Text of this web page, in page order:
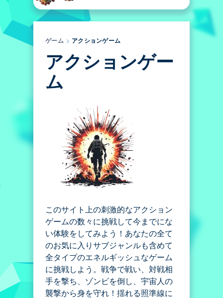
ゲーム アクションゲーム
アクションゲー
ム
このサイト上の刺激的なアクション
ゲームの数々に挑戦して今までにな
い体験をしてみよう！あなたの全て
のお気に入りサブジャンルも含めて
全タイプのエネルギッシュなゲーム
に挑戦しよう。戦争で戦い、対戦相
手を撃ち、ゾンビを倒し、宇宙人の
襲撃から身を守れ！揺れる照準線に